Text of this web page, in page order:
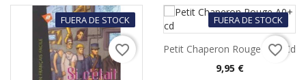
FUERA DE STOCK
favorite_border
FUERA DE STOCK
Petit Chaperon Rouge A0+ Cd
Precio
9,95 €
favorite_border